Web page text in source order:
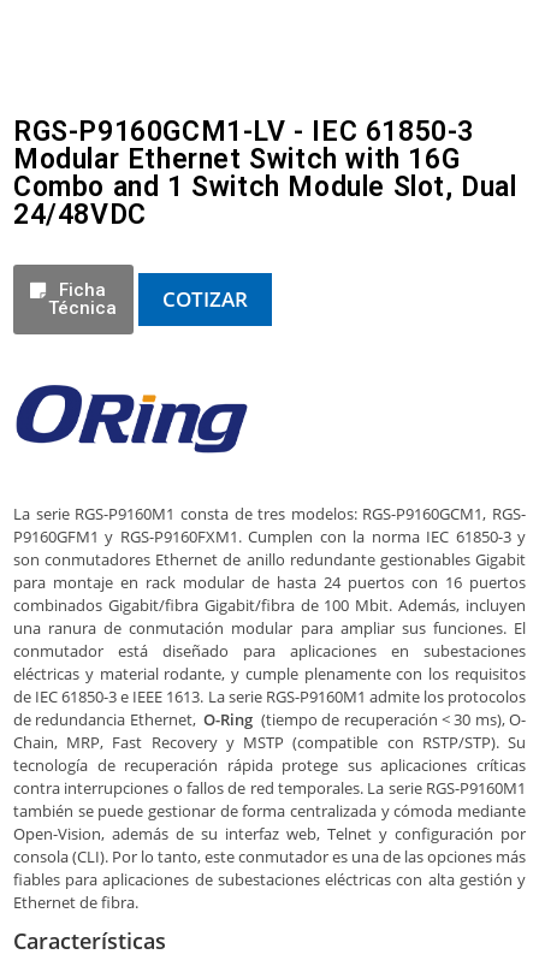
RGS-P9160GCM1-LV - IEC 61850-3
Modular Ethernet Switch with 16G
Combo and 1 Switch Module Slot, Dual
24/48VDC
Ficha
Técnica
COTIZAR
La serie RGS-P9160M1 consta de tres modelos: RGS-P9160GCM1, RGS-
P9160GFM1 y RGS-P9160FXM1. Cumplen con la norma IEC 61850-3 y
son conmutadores Ethernet de anillo redundante gestionables Gigabit
para montaje en rack modular de hasta 24 puertos con 16 puertos
combinados Gigabit/fibra Gigabit/fibra de 100 Mbit. Además, incluyen
una ranura de conmutación modular para ampliar sus funciones. El
conmutador está diseñado para aplicaciones en subestaciones
eléctricas y material rodante, y cumple plenamente con los requisitos
de IEC 61850-3 e IEEE 1613. La serie RGS-P9160M1 admite los protocolos
de redundancia Ethernet,O-Ring (tiempo de recuperación < 30 ms), O-
Chain, MRP, Fast Recovery y MSTP (compatible con RSTP/STP). Su
tecnología de recuperación rápida protege sus aplicaciones críticas
contra interrupciones o fallos de red temporales. La serie RGS-P9160M1
también se puede gestionar de forma centralizada y cómoda mediante
Open-Vision, además de su interfaz web, Telnet y configuración por
consola (CLI). Por lo tanto, este conmutador es una de las opciones más
fiables para aplicaciones de subestaciones eléctricas con alta gestión y
Ethernet de fibra.
Características